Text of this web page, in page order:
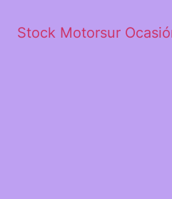
Stock Motorsur